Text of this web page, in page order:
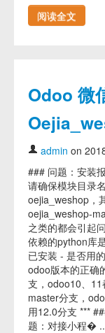
阅读全文
Odoo 微
admin on
### 问题：安装
请确保模块目录
oejia_weshop，
oejia_weshop-
之类的都会引起
依赖的python库
已安装 - 是否用
odoo版本的正确
支，odoo10、11
master分支，
用12.0分支 ***
题：对接小程�